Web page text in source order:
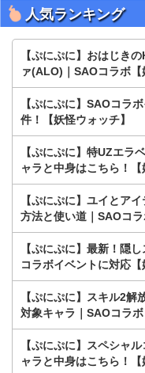
人気ランキング
【ぷにぷに】おはじき
ァ(ALO)｜SAOコラボ【
【ぷにぷに】SAOコラ
件！【妖怪ウォッチ】
【ぷにぷに】特UZエラ
ャラと中身はこちら！【
【ぷにぷに】ユイとア
方法と使い道｜SAOコラ
【ぷにぷに】最新！隠
コラボイベントに対応【
【ぷにぷに】スキル2解
対象キャラ｜SAOコラボ
【ぷにぷに】スペシャ
ャラと中身はこちら！【